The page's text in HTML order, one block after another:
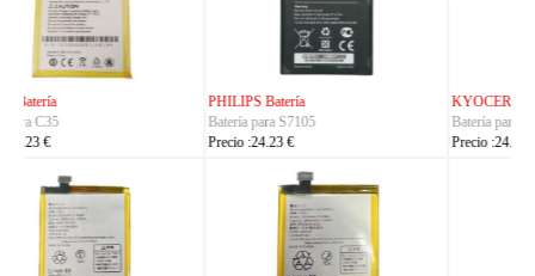
KYOCERA Batería
Batería para 5AAXBT134JAA
Precio :24.23 €
KYOCERA Batería
Batería para 5AAXBT113JAA
Precio :24.23 €